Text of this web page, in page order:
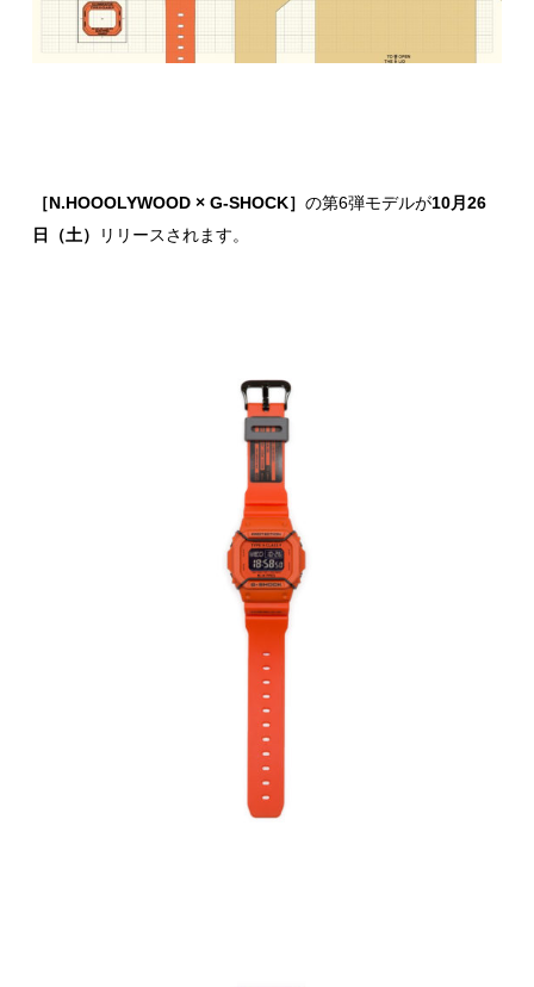
［N.HOOOLYWOOD × G-SHOCK］ の第6弾モデルが10月26
日（土）
リリースされます。